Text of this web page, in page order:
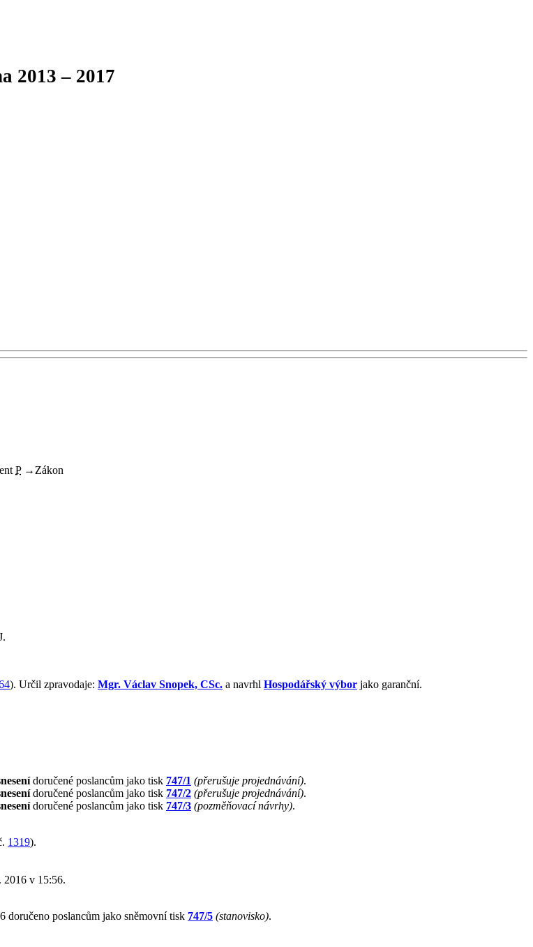
2013 – 2017
P → Zákon
). Určil zpravodaje: Mgr. Václav Snopek, CSc. a navrhl Hospodářský výbor jako garanční.
doručené poslancům jako tisk 747/1 (přerušuje projednávání).
doručené poslancům jako tisk 747/2 (přerušuje projednávání).
doručené poslancům jako tisk 747/3 (pozměňovací návrhy).
1319).
2016 v 15:56.
doručeno poslancům jako sněmovní tisk 747/5 (stanovisko).